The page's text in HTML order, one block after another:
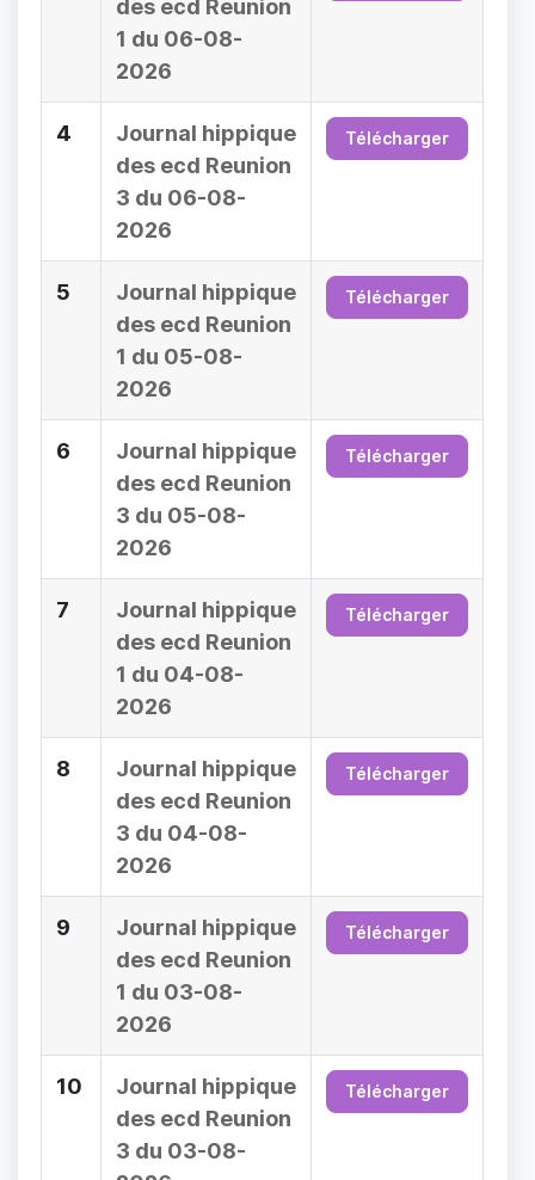
des ecd Reunion
1 du 06-08-
2026
4
Journal hippique
des ecd Reunion
3 du 06-08-
2026
Télécharger
5
Journal hippique
des ecd Reunion
1 du 05-08-
2026
Télécharger
6
Journal hippique
des ecd Reunion
3 du 05-08-
2026
Télécharger
7
Journal hippique
des ecd Reunion
1 du 04-08-
2026
Télécharger
8
Journal hippique
des ecd Reunion
3 du 04-08-
2026
Télécharger
9
Journal hippique
des ecd Reunion
1 du 03-08-
2026
Télécharger
10
Journal hippique
des ecd Reunion
3 du 03-08-
Télécharger